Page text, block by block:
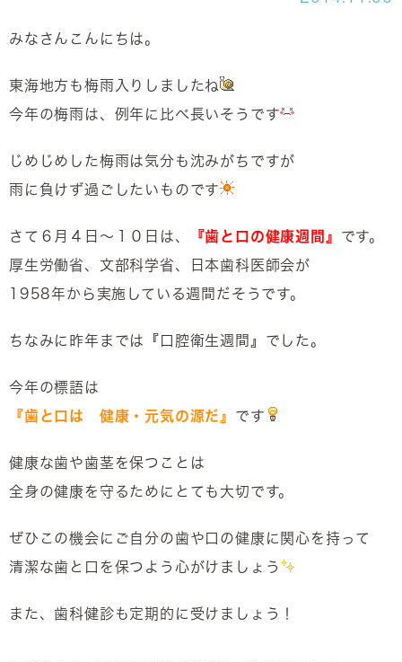
みなさんこんにちは。
東海地方も梅雨入りしましたね
今年の梅雨は、例年に比べ長いそうです
じめじめした梅雨は気分も沈みがちですが
雨に負けず過ごしたいものです
さて６月４日～１０日は、 『歯と口の健康週間』 です。
厚生労働省、文部科学省、日本歯科医師会が
1958年から実施している週間だそうです。
ちなみに昨年までは『口腔衛生週間』でした。
今年の標語は
『歯と口は 健康・元気の源だ』 です
健康な歯や歯茎を保つことは
全身の健康を守るためにとても大切です。
ぜひこの機会にご自分の歯や口の健康に関心を持って
清潔な歯と口を保つよう心がけましょう
また、歯科健診も定期的に受けましょう！